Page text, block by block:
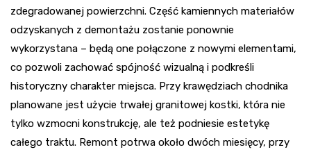
zdegradowanej powierzchni. Część kamiennych materiałów
odzyskanych z demontażu zostanie ponownie
wykorzystana – będą one połączone z nowymi elementami,
co pozwoli zachować spójność wizualną i podkreśli
historyczny charakter miejsca. Przy krawędziach chodnika
planowane jest użycie trwałej granitowej kostki, która nie
tylko wzmocni konstrukcję, ale też podniesie estetykę
całego traktu. Remont potrwa około dwóch miesięcy, przy